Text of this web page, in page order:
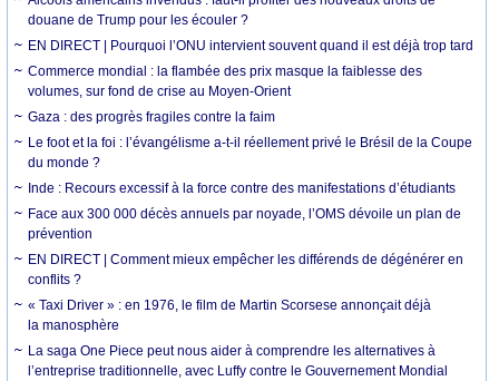
douane de Trump pour les écouler ?
EN DIRECT | Pourquoi l’ONU intervient souvent quand il est déjà trop tard
Commerce mondial : la flambée des prix masque la faiblesse des
volumes, sur fond de crise au Moyen-Orient
Gaza : des progrès fragiles contre la faim
Le foot et la foi : l’évangélisme a-t-il réellement privé le Brésil de la Coupe
du monde ?
Inde : Recours excessif à la force contre des manifestations d’étudiants
Face aux 300 000 décès annuels par noyade, l’OMS dévoile un plan de
prévention
EN DIRECT | Comment mieux empêcher les différends de dégénérer en
conflits ?
« Taxi Driver » : en 1976, le film de Martin Scorsese annonçait déjà
la manosphère
La saga One Piece peut nous aider à comprendre les alternatives à
l’entreprise traditionnelle, avec Luffy contre le Gouvernement Mondial